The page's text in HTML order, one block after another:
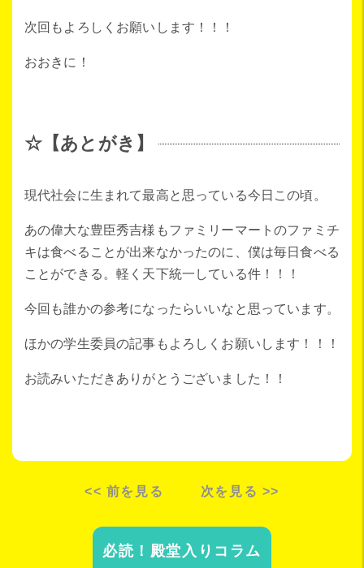
次回もよろしくお願いします！！！
おおきに！
☆【あとがき】
現代社会に生まれて最高と思っている今日この頃。
あの偉大な豊臣秀吉様もファミリーマートのファミチ
キは食べることが出来なかったのに、僕は毎日食べる
ことができる。軽く天下統一している件！！！
今回も誰かの参考になったらいいなと思っています。
ほかの学生委員の記事もよろしくお願いします！！！
お読みいただきありがとうございました！！
<< 前を見る 次を見る >>
必読！殿堂入りコラム